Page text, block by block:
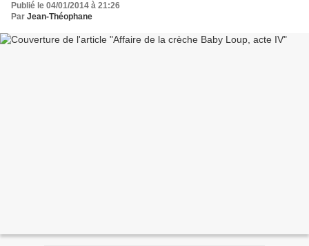
Publié le 04/01/2014 à 21:26
Par Jean-Théophane